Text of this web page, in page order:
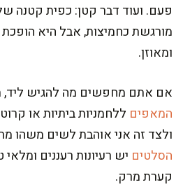
פעם. ועוד דבר קטן: כפית קטנה
מורגשת כחמיצות, אבל היא
ומאוזן.
אם אתם מחפשים מה להגיש ליד,
המאפים ללחמניות ביתיות או
ולצד זה אני אוהבת לשים משהו
הסלטים יש רעיונות רעננים
קערת מרק.